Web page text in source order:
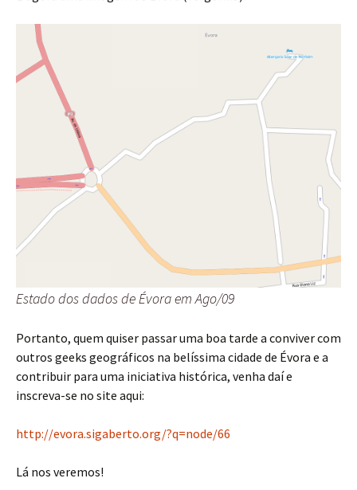
Estado dos dados de Évora em Ago/09
Portanto, quem quiser passar uma boa tarde a conviver com
outros geeks geográficos na belíssima cidade de Évora e a
contribuir para uma iniciativa histórica, venha daí e
inscreva-se no site aqui:
http://evora.sigaberto.org/?q=node/66
Lá nos veremos!